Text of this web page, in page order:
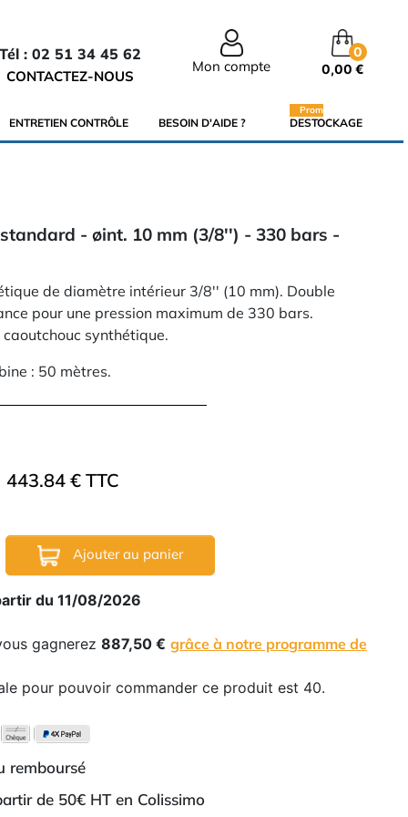
Tél : 02 51 34 45 62
CONTACTEZ-NOUS
Mon compte
0
0,00 €
ENTRETIEN CONTRÔLE BESOIN D'AIDE ? DESTOCKAGE
Promo
- øint. 10 mm (3/8'') - 330 bars -
de diamètre intérieur 3/8'' (10 mm). Double
pour une pression maximum de 330 bars.
synthétique.
: 50 mètres.
443.84 € TTC
Ajouter au panier
du 11/08/2026
gagnerez 887,50 € grâce à notre programme de
pour pouvoir commander ce produit est 40.
remboursé
de 50€ HT en Colissimo